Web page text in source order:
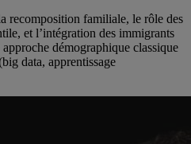
recomposition familiale, le rôle des
et l’intégration des immigrants
démographique classique
data, apprentissage